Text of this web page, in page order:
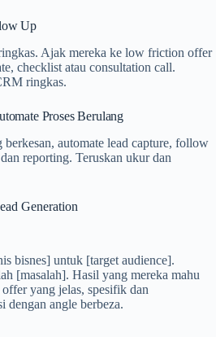
Up
Ajak mereka ke low friction offer
checklist atau consultation call.
ringkas.
Proses Berulang
berkesan, automate lead capture, follow
reporting. Teruskan ukur dan
Generation
bisnes] untuk [target audience].
[masalah]. Hasil yang mereka mahu
yang jelas, spesifik dan
dengan angle berbeza.